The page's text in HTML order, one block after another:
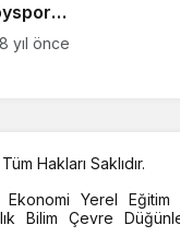
8 yıl önce
Hakları Saklıdır.
Ekonomi Yerel Eğitim
Bilim Çevre